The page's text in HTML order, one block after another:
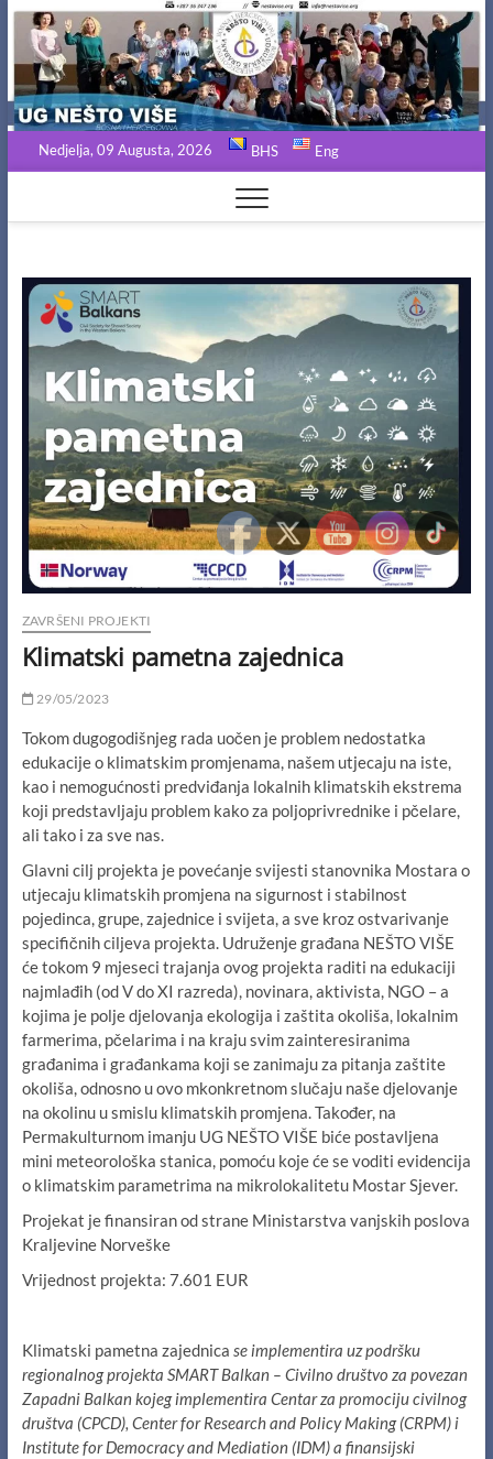
Skip
content
Nedjelja, 09 Augusta, 2026 BHS Eng
ZAVRŠENI PROJEKTI
Klimatski pametna zajednica
29/05/2023
Tokom dugogodišnjeg rada uočen je problem nedostatka
edukacije o klimatskim promjenama, našem utjecaju na iste,
kao i nemogućnosti predviđanja lokalnih klimatskih ekstrema
koji predstavljaju problem kako za poljoprivrednike i pčelare,
ali tako i za sve nas.
Glavni cilj projekta je povećanje svijesti stanovnika Mostara o
utjecaju klimatskih promjena na sigurnost i stabilnost
pojedinca, grupe, zajednice i svijeta, a sve kroz ostvarivanje
specifičnih ciljeva projekta. Udruženje građana NEŠTO VIŠE
će tokom 9 mjeseci trajanja ovog projekta raditi na edukaciji
najmlađih (od V do XI razreda), novinara, aktivista, NGO – a
kojima je polje djelovanja ekologija i zaštita okoliša, lokalnim
farmerima, pčelarima i na kraju svim zainteresiranima
građanima i građankama koji se zanimaju za pitanja zaštite
okoliša, odnosno u ovo mkonkretnom slučaju naše djelovanje
na okolinu u smislu klimatskih promjena. Također, na
Permakulturnom imanju UG NEŠTO VIŠE biće postavljena
mini meteorološka stanica, pomoću koje će se voditi evidencija
o klimatskim parametrima na mikrolokalitetu Mostar Sjever.
Projekat je finansiran od strane Ministarstva vanjskih poslova
Kraljevine Norveške
Vrijednost projekta: 7.601 EUR
Klimatski pametna zajednica se implementira uz podršku
regionalnog projekta SMART Balkan – Civilno društvo za povezan
Zapadni Balkan kojeg implementira Centar za promociju civilnog
društva (CPCD), Center for Research and Policy Making (CRPM) i
Institute for Democracy and Mediation (IDM) a finansijski